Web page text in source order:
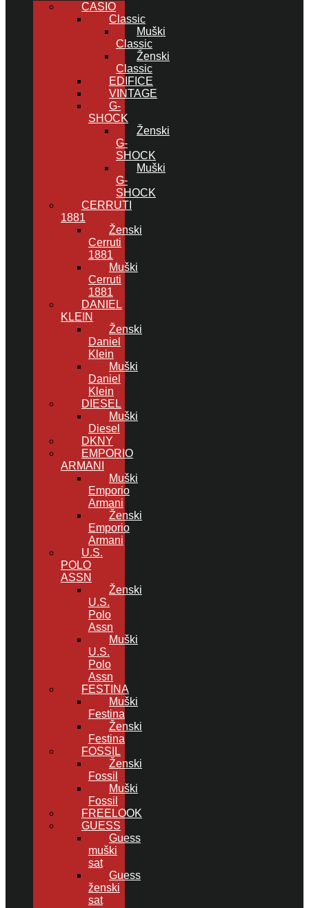
CASIO
Classic
Muški
Classic
Ženski
Classic
EDIFICE
VINTAGE
G-
SHOCK
Ženski
G-
SHOCK
Muški
G-
SHOCK
CERRUTI
1881
Ženski
Cerruti
1881
Muški
Cerruti
1881
DANIEL
KLEIN
Ženski
Daniel
Klein
Muški
Daniel
Klein
DIESEL
Muški
Diesel
DKNY
EMPORIO
ARMANI
Muški
Emporio
Armani
Ženski
Emporio
Armani
U.S.
POLO
ASSN
Ženski
U.S.
Polo
Assn
Muški
U.S.
Polo
Assn
FESTINA
Muški
Festina
Ženski
Festina
FOSSIL
Ženski
Fossil
Muški
Fossil
FREELOOK
GUESS
Guess
muški
sat
Guess
ženski
sat